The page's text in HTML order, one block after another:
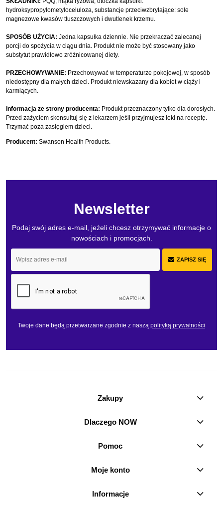
hydroksypropylometyloceluloza, substancje przeciwzbrylające: sole
magnezowe kwasów tłuszczowych i dwutlenek krzemu.
SPOSÓB UŻYCIA: Jedna kapsułka dziennie. Nie przekraczać zalecanej
porcji do spożycia w ciągu dnia. Produkt nie może być stosowany jako
substytut prawidłowo zróżnicowanej diety.
PRZECHOWYWANIE: Przechowywać w temperaturze pokojowej, w sposób
niedostępny dla małych dzieci. Produkt niewskazany dla kobiet w ciąży i
karmiących.
Informacja ze strony producenta: Produkt przeznaczony tylko dla dorosłych.
Przed zażyciem skonsultuj się z lekarzem jeśli przyjmujesz leki na receptę.
Trzymać poza zasięgiem dzieci.
Producent: Swanson Health Products.
Newsletter
Podaj swój adres e-mail, jeżeli chcesz otrzymywać informacje o
nowościach i promocjach.
ZAPISZ SIĘ
Twoje dane będą przetwarzane zgodnie z naszą polityką prywatności
Zakupy
Dlaczego NOW
Pomoc
Moje konto
Informacje